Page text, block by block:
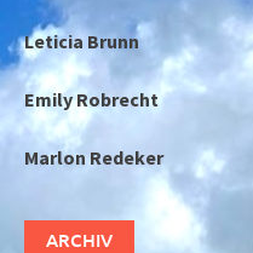
Leticia Brunn
Emily Robrecht
Marlon Redeker
ARCHIV